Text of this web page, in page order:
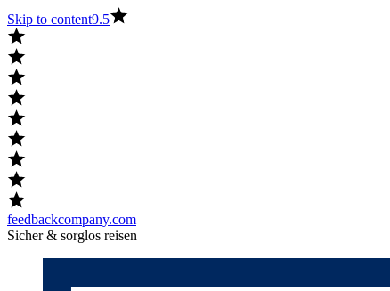
Skip to content9.5
feedbackcompany.com
Sicher & sorglos reisen